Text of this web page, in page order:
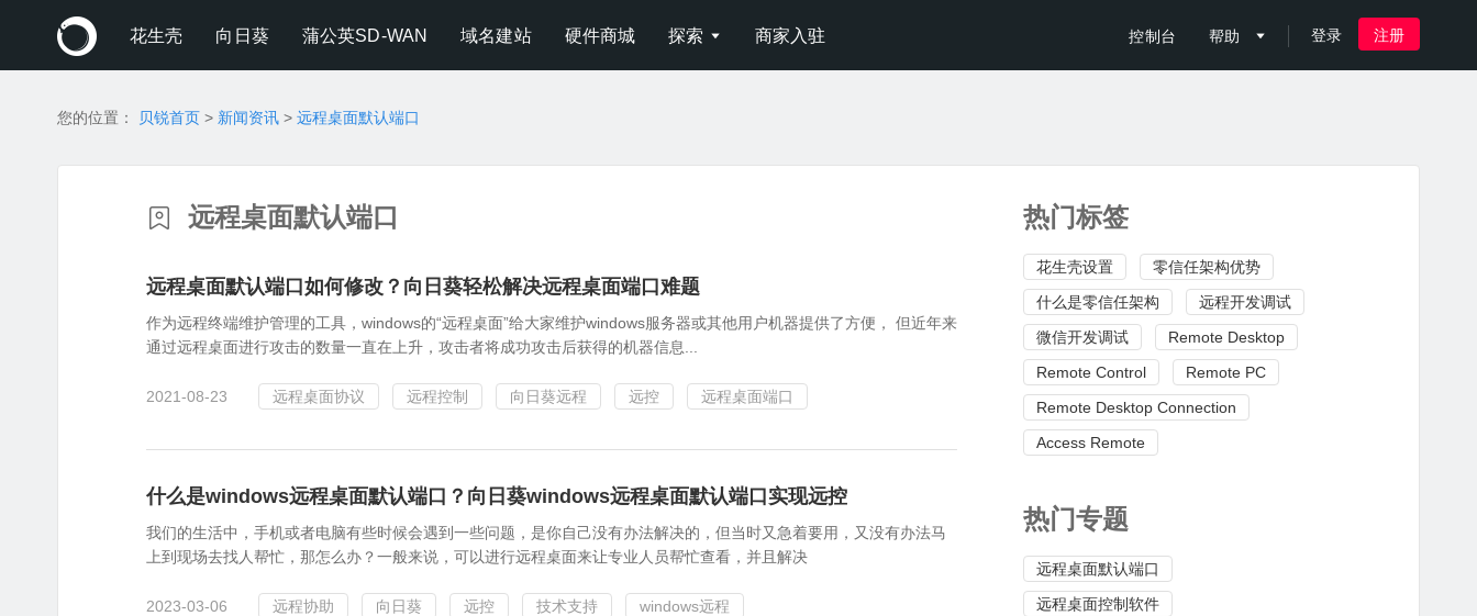
花生壳 向日葵 蒲公英SD-WAN 域名建站 硬件商城 探索  商家入驻 控制台 帮助  登录 注册
您的位置： 贝锐首页 > 新闻资讯 > 远程桌面默认端口
热门标签
花生壳设置
零信任架构优势
什么是零信任架构
远程开发调试
微信开发调试
Remote Desktop
Remote Control
Remote PC
Remote Desktop Connection
Access Remote
热门专题
远程桌面默认端口
远程桌面控制软件
远程桌面默认端口
远程桌面默认端口如何修改？向日葵轻松解决远程桌面端口难题
作为远程终端维护管理的工具，windows的“远程桌面”给大家维护windows服务器或其他用户机器提供了方便， 但近年来
通过远程桌面进行攻击的数量一直在上升，攻击者将成功攻击后获得的机器信息...
2021-08-23 远程桌面协议 远程控制 向日葵远程 远控 远程桌面端口
什么是windows远程桌面默认端口？向日葵windows远程桌面默认端口实现远控
我们的生活中，手机或者电脑有些时候会遇到一些问题，是你自己没有办法解决的，但当时又急着要用，又没有办法马
上到现场去找人帮忙，那怎么办？一般来说，可以进行远程桌面来让专业人员帮忙查看，并且解决
2023-03-06 远程协助 向日葵 远控 技术支持 windows远程